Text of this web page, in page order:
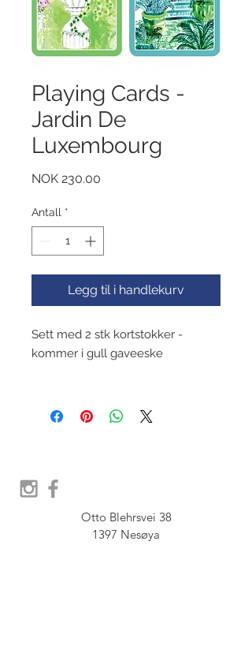
Playing Cards -
Jardin De
Luxembourg
NOK 230.00
Antall *
Legg til i handlekurv
Sett med 2 stk kortstokker -
kommer i gull gaveeske
Otto Blehrsvei 38
1397 Nesøya